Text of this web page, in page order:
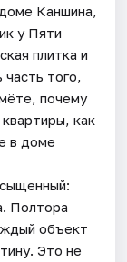
Каншина,
у Пяти
плитка и
того,
почему
как
в доме
Полтора
объект
Это не